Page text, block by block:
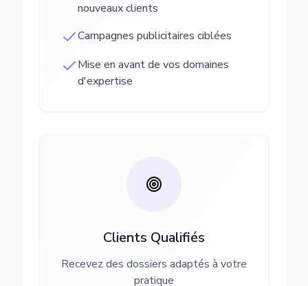
nouveaux clients
Campagnes publicitaires ciblées
Mise en avant de vos domaines
d'expertise
Clients Qualifiés
Recevez des dossiers adaptés à votre
pratique